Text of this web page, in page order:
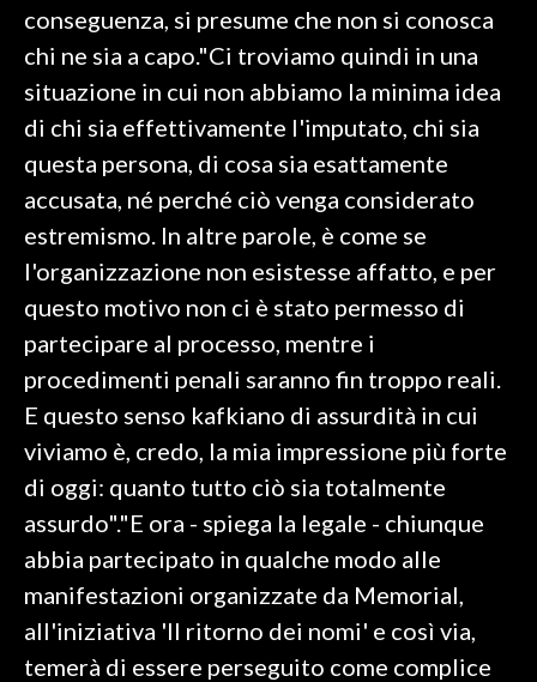
STORE
conseguenza, si presume che non si conosca
chi ne sia a capo."Ci troviamo quindi in una
situazione in cui non abbiamo la minima idea
di chi sia effettivamente l'imputato, chi sia
questa persona, di cosa sia esattamente
accusata, né perché ciò venga considerato
estremismo. In altre parole, è come se
l'organizzazione non esistesse affatto, e per
questo motivo non ci è stato permesso di
partecipare al processo, mentre i
procedimenti penali saranno fin troppo reali.
E questo senso kafkiano di assurdità in cui
viviamo è, credo, la mia impressione più forte
di oggi: quanto tutto ciò sia totalmente
assurdo"."E ora - spiega la legale - chiunque
abbia partecipato in qualche modo alle
manifestazioni organizzate da Memorial,
all'iniziativa 'Il ritorno dei nomi' e così via,
temerà di essere perseguito come complice